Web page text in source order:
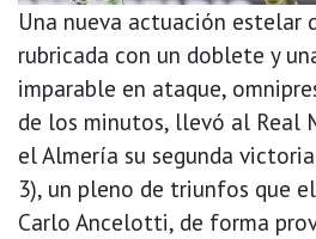
Una nueva actuación estelar
rubricada con un doblete y
imparable en ataque,
de los minutos, llevó al Real
el Almería su segunda
3), un pleno de triunfos que
Carlo Ancelotti, de forma